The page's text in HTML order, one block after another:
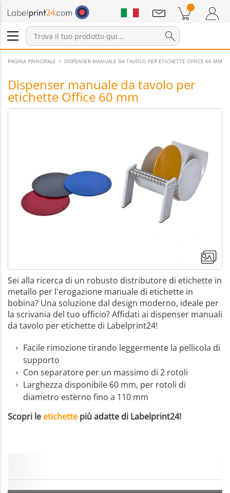
Accedi / Registrati
Prodotti nel carrello
Annunci
PAGINA PRINCIPALE DISPENSER MANUALE DA TAVOLO PER ETICHETTE OFFICE 60 MM
Dispenser manuale da tavolo per
etichette Office 60 mm
Sei alla ricerca di un robusto distributore di etichette in
metallo per l'erogazione manuale di etichette in
bobina? Una soluzione dal design moderno, ideale per
la scrivania del tuo ufficio? Affidati ai dispenser manuali
da tavolo per etichette di Labelprint24!
Facile rimozione tirando leggermente la pellicola di
supporto
Con separatore per un massimo di 2 rotoli
Larghezza disponibile 60 mm, per rotoli di
diametro esterno fino a 110 mm
Scopri le etichette più adatte di Labelprint24!